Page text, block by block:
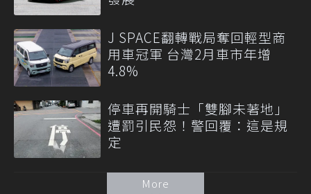
J SPACE翻轉戰局奪回輕型商
用車冠軍 台灣2月車市年增
4.8%
停車再開騎士「雙腳未著地」
遭罰引民怨！警回覆：這是規
定
More